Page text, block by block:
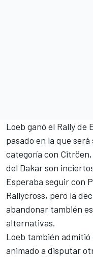
Loeb ganó el Rally de
pasado en la que
categoría con Citröen,
del Dakar son
Esperaba seguir con
Rallycross, pero la
abandonar también
alternativas.
Loeb también admitió
animado a disputar